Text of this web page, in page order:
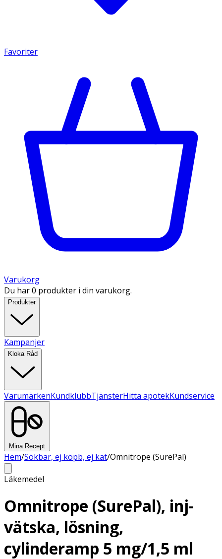
Favoriter
Varukorg
Du har 0 produkter i din varukorg.
Produkter
Kampanjer
Kloka Råd
VarumärkenKundklubbTjänsterHitta apotekKundservice
Mina Recept
Hem/Sökbar, ej köpb, ej kat/Omnitrope (SurePal)
Läkemedel
Omnitrope (SurePal), inj-
vätska, lösning,
cylinderamp 5 mg/1,5 ml